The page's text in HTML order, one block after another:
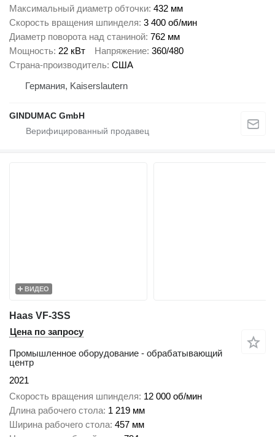
Максимальный диаметр обточки 432 мм
Скорость вращения шпинделя 3 400 об/мин
Диаметр поворота над станиной 762 мм
Мощность 22 кВт Напряжение 360/480
Страна-производитель США
Германия, Kaiserslautern
GINDUMAC GmbH
ВИДЕО
Haas VF-3SS
Цена по запросу
Промышленное оборудование - обрабатывающий
центр
2021
Скорость вращения шпинделя 12 000 об/мин
Длина рабочего стола 1 219 мм
Ширина рабочего стола 457 мм